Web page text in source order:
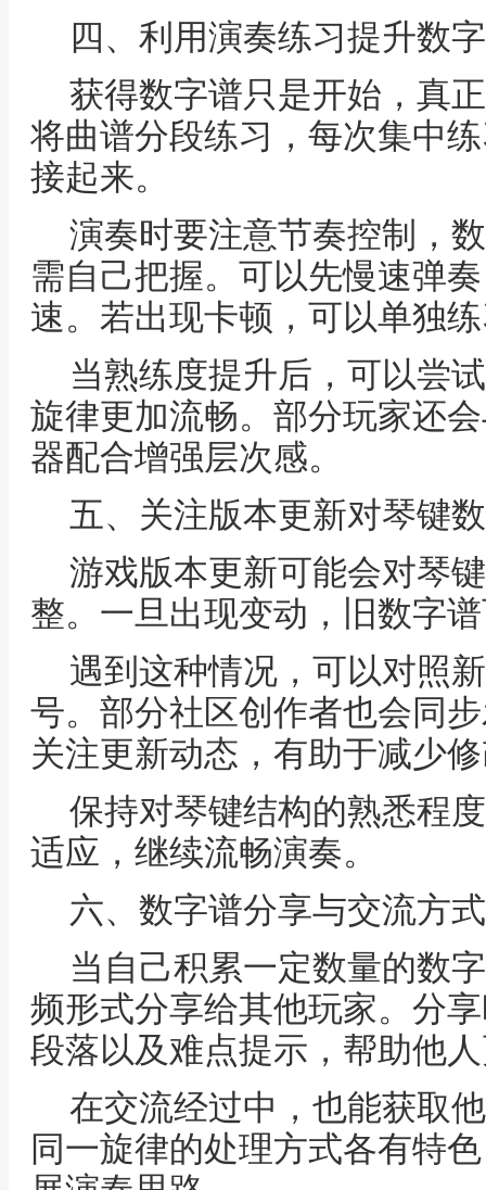
四、利用演奏练习提升数
获得数字谱只是开始，真
将曲谱分段练习，每次集中
接起来。
演奏时要注意节奏控制，
需自己把握。可以先慢速弹
速。若出现卡顿，可以单独
当熟练度提升后，可以尝
旋律更加流畅。部分玩家还
器配合增强层次感。
五、关注版本更新对琴键
游戏版本更新可能会对琴
整。一旦出现变动，旧数字
遇到这种情况，可以对照
号。部分社区创作者也会同
关注更新动态，有助于减少
保持对琴键结构的熟悉程
适应，继续流畅演奏。
六、数字谱分享与交流方式
当自己积累一定数量的数
频形式分享给其他玩家。分
段落以及难点提示，帮助他
在交流经过中，也能获取
同一旋律的处理方式各有特